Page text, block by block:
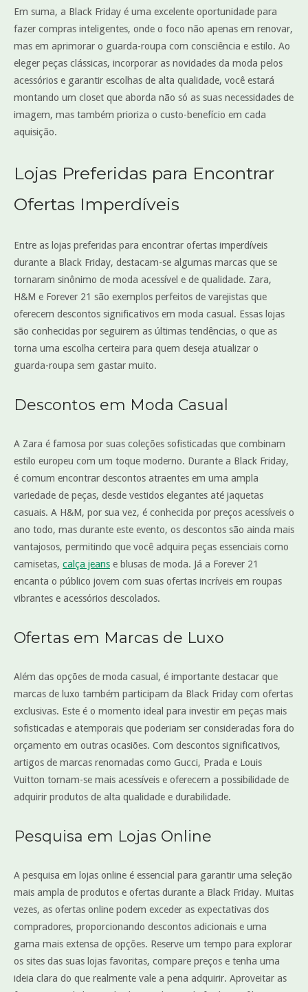
Em suma, a Black Friday é uma excelente oportunidade para
fazer compras inteligentes, onde o foco não apenas em renovar,
mas em aprimorar o guarda-roupa com consciência e estilo. Ao
eleger peças clássicas, incorporar as novidades da moda pelos
acessórios e garantir escolhas de alta qualidade, você estará
montando um closet que aborda não só as suas necessidades de
imagem, mas também prioriza o custo-benefício em cada
aquisição.
Lojas Preferidas para Encontrar
Ofertas Imperdíveis
Entre as lojas preferidas para encontrar ofertas imperdíveis
durante a Black Friday, destacam-se algumas marcas que se
tornaram sinônimo de moda acessível e de qualidade. Zara,
H&M e Forever 21 são exemplos perfeitos de varejistas que
oferecem descontos significativos em moda casual. Essas lojas
são conhecidas por seguirem as últimas tendências, o que as
torna uma escolha certeira para quem deseja atualizar o
guarda-roupa sem gastar muito.
Descontos em Moda Casual
A Zara é famosa por suas coleções sofisticadas que combinam
estilo europeu com um toque moderno. Durante a Black Friday,
é comum encontrar descontos atraentes em uma ampla
variedade de peças, desde vestidos elegantes até jaquetas
casuais. A H&M, por sua vez, é conhecida por preços acessíveis o
ano todo, mas durante este evento, os descontos são ainda mais
vantajosos, permitindo que você adquira peças essenciais como
camisetas, calça jeans e blusas de moda. Já a Forever 21
encanta o público jovem com suas ofertas incríveis em roupas
vibrantes e acessórios descolados.
Ofertas em Marcas de Luxo
Além das opções de moda casual, é importante destacar que
marcas de luxo também participam da Black Friday com ofertas
exclusivas. Este é o momento ideal para investir em peças mais
sofisticadas e atemporais que poderiam ser consideradas fora do
orçamento em outras ocasiões. Com descontos significativos,
artigos de marcas renomadas como Gucci, Prada e Louis
Vuitton tornam-se mais acessíveis e oferecem a possibilidade de
adquirir produtos de alta qualidade e durabilidade.
Pesquisa em Lojas Online
A pesquisa em lojas online é essencial para garantir uma seleção
mais ampla de produtos e ofertas durante a Black Friday. Muitas
vezes, as ofertas online podem exceder as expectativas dos
compradores, proporcionando descontos adicionais e uma
gama mais extensa de opções. Reserve um tempo para explorar
os sites das suas lojas favoritas, compare preços e tenha uma
ideia clara do que realmente vale a pena adquirir. Aproveitar as